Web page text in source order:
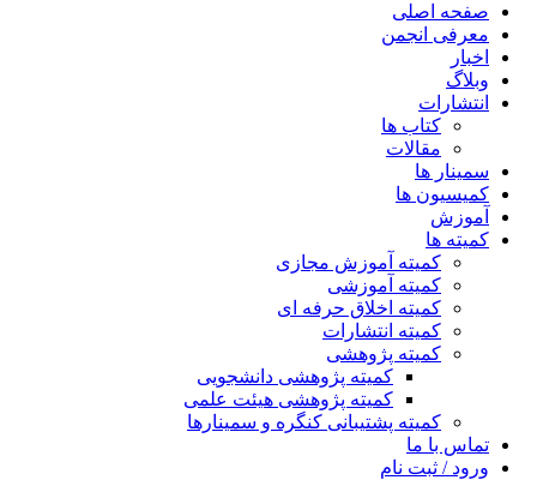
صفحه اصلی
معرفی انجمن
اخبار
وبلاگ
انتشارات
کتاب ها
مقالات
سمینار ها
کمیسیون ها
آموزش
کمیته ها
کمیته آموزش مجازی
کمیته آموزشی
کمیته اخلاق حرفه ای
کمیته انتشارات
کمیته پژوهشی
کمیته پژوهشی دانشجویی
کمیته پژوهشی هیئت علمی
کمیته پشتیبانی کنگره و سمینارها
تماس با ما
ورود / ثبت نام